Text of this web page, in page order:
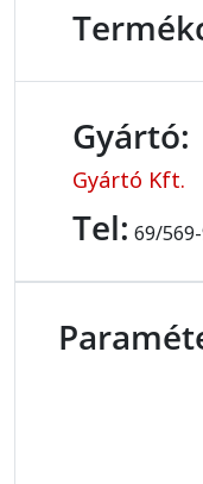
Gyártó:
Gyártó Kft.
Tel: 69/